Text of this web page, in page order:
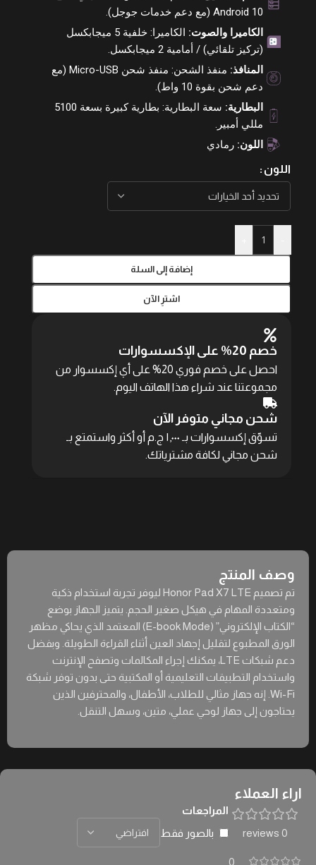
Android 10 (مع دعم خدمات جوجل).
الكاميرا والصوت:
الكاميرا: خلفية 5 ميجابكسل
(تركيز تلقائي) / أمامية 2 ميجابكسل.
المنافذ:
منفذ الشحن: منفذ شحن Micro-USB (مع
دعم شحن بقوة 10 واط).
البطارية:
سعة البطارية: بطارية كبيرة بسعة 5100
مللي أمبير.
اللون: رمادي
اللون
إضافة إلى السلة
اشترِ الآن
خصم 20% على الإكسسوارات
احصل على خصم فوري 20% على أي إكسسوار من
مجموعتنا عند شراء هذا الهاتف اليوم.
شحن مجاني متوفر الآن
تسوّق إكسسوارات بـ ١,٠٠٠ ج.م أو أكثر واستمتع بـ
شحن مجاني لكافة مشترياتك.
وصف المنتج
تم تصميم Honor Pad X7 LTE ليوفر تجربة استخدام ذكية
ومتعددة المهام في هيكل صغير الحجم. يتميز الجهاز بوضع
“الكتاب الإلكتروني” (E-book Mode) المعتمد الذي يحاكي مظهر
الورق المطبوع لتقليل إجهاد العين أثناء القراءة الطويلة. وبفضل
دعم شبكات LTE، يمكنك إجراء المكالمات وتصفح الإنترنت
واستخدام التطبيقات التعليمية أو المكتبية حتى بدون توفر شبكة
Wi-Fi. إنه جهاز مثالي للطلاب، الأطفال، والمحترفين الذين
يحتاجون إلى جهاز لوحي عملي، متين، وسهل التنقل.
اراء العملاء
0 reviews
0
المراجعات
بالصور فقط